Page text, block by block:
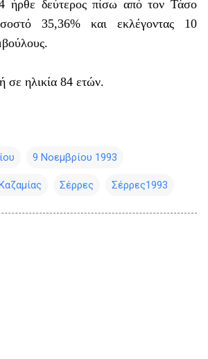
ήρθε δεύτερος πίσω από τον Τάσο
35,36% και εκλέγοντας 10
σε ηλικία 84 ετών.
9 Νοεμβρίου 1993
Σέρρες Σέρρες1993